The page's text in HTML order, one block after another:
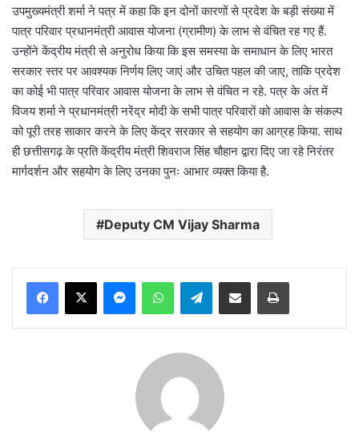
उपमुख्यमंत्री शर्मा ने पत्र में कहा कि इन दोनों कारणों से प्रदेश के बड़ी संख्या में
पात्र परिवार प्रधानमंत्री आवास योजना (ग्रामीण) के लाभ से वंचित रह गए हैं.
उन्होंने केंद्रीय मंत्री से अनुरोध किया कि इस समस्या के समाधान के लिए भारत
सरकार स्तर पर आवश्यक निर्णय लिए जाएं और उचित पहल की जाए, ताकि प्रदेश
का कोई भी पात्र परिवार आवास योजना के लाभ से वंचित न रहे. पत्र के अंत में
विजय शर्मा ने प्रधानमंत्री नरेंद्र मोदी के सभी पात्र परिवारों को आवास के संकल्प
को पूरी तरह साकार करने के लिए केंद्र सरकार से सहयोग का आग्रह किया. साथ
ही छत्तीसगढ़ के प्रति केंद्रीय मंत्री शिवराज सिंह चौहान द्वारा दिए जा रहे निरंतर
मार्गदर्शन और सहयोग के लिए उनका पुनः आभार व्यक्त किया है.
Deputy CM Vijay Sharma
MessengerWhatsAppTelegramShare via Email Print